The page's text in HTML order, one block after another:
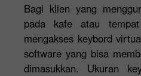
Bagi klien yang
pada kafe atau
mengakses keybord
software yang bisa
dimasukkan. Ukuran